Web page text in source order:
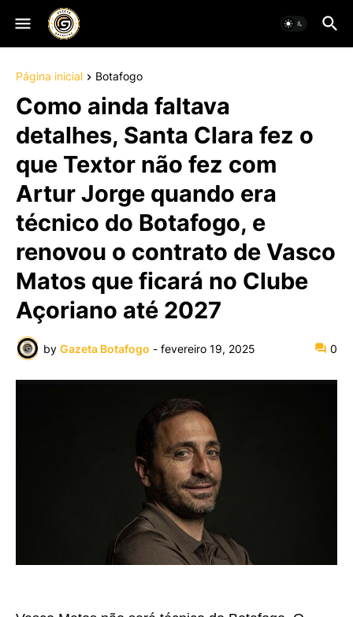
Página inicial Botafogo
Como ainda faltava
detalhes, Santa Clara fez o
que Textor não fez com
Artur Jorge quando era
técnico do Botafogo, e
renovou o contrato de Vasco
Matos que ficará no Clube
Açoriano até 2027
by Gazeta Botafogo - fevereiro 19, 2025 0